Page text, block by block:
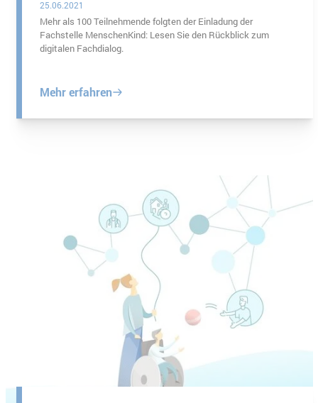
25.06.2021
Mehr als 100 Teilnehmende folgten der Einladung der
Fachstelle MenschenKind: Lesen Sie den Rückblick zum
digitalen Fachdialog.
Mehr erfahren